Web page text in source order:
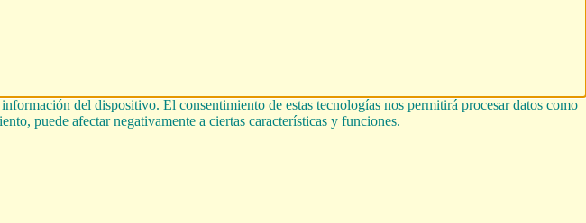
del dispositivo. El consentimiento de estas tecnologías nos permitirá procesar datos como
puede afectar negativamente a ciertas características y funciones.